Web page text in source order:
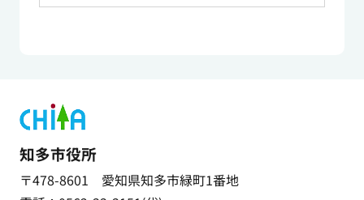
知多市役所
〒478-8601 愛知県知多市緑町1番地